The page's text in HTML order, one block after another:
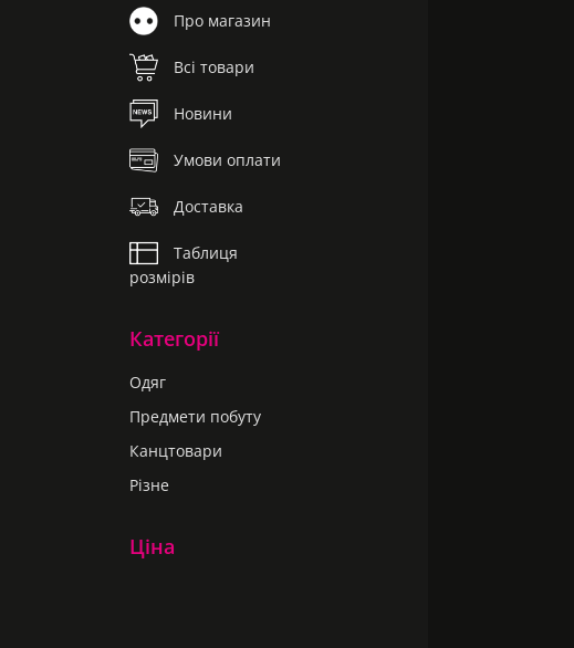
Про магазин
Всі товари
Новини
Умови оплати
Доставка
Таблиця
розмірів
Категорії
Одяг
Предмети побуту
Канцтовари
Різне
Ціна